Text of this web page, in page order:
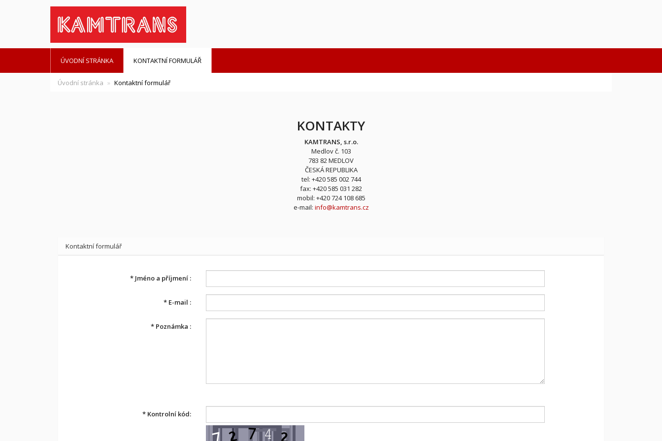
ÚVODNÍ STRÁNKA KONTAKTNÍ FORMULÁŘ
Úvodní stránka Kontaktní formulář
KONTAKTY
KAMTRANS, s.r.o.
Medlov č. 103
783 82 MEDLOV
ČESKÁ REPUBLIKA
tel: +420 585 002 744
fax: +420 585 031 282
mobil: +420 724 108 685
e-mail: info@kamtrans.cz
Kontaktní formulář
*Jméno a příjmení :
*E-mail :
*Poznámka :
*Kontrolní kód: